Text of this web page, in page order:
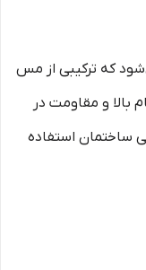
که ترکیبی از مس
بالا و مقاومت در
ساختمان استفاده